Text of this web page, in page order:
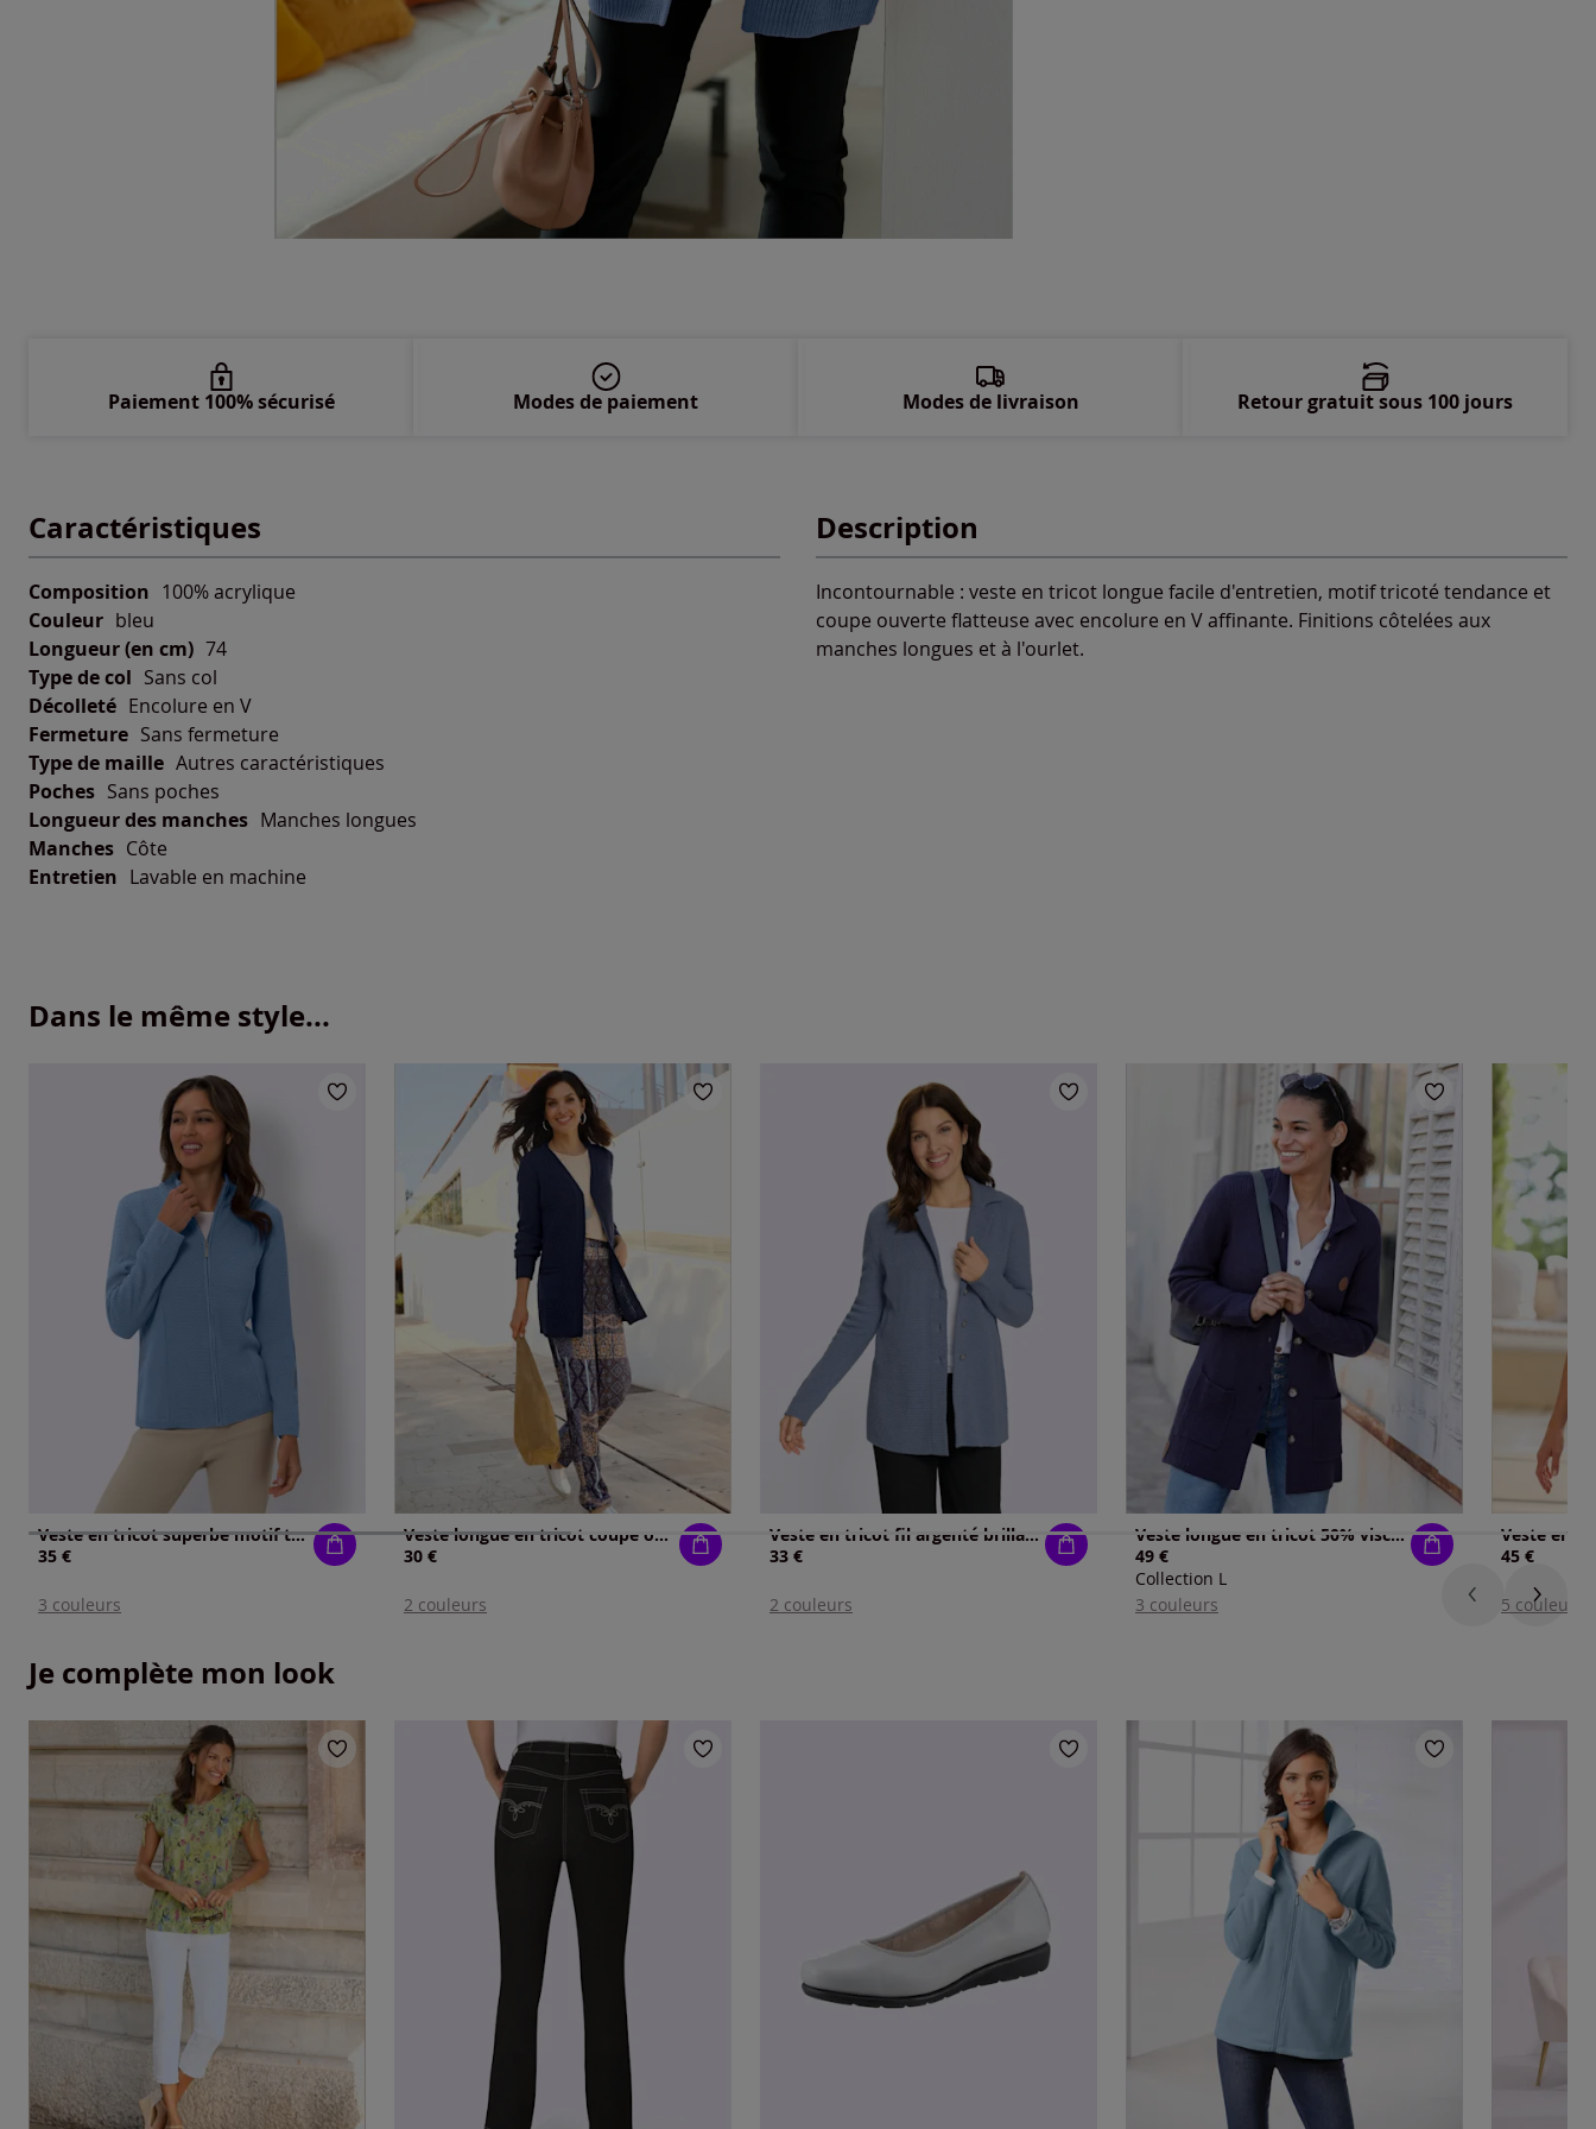
Caractéristiques
Composition 100% acrylique
Couleur bleu
Longueur (en cm) 74
Type de col Sans col
Décolleté Encolure en V
Fermeture Sans fermeture
Type de maille Autres caractéristiques
Poches Sans poches
Longueur des manches Manches longues
Manches Côte
Entretien Lavable en machine
Description
Incontournable : veste en tricot longue facile d'entretien, motif tricoté tendance et
coupe ouverte flatteuse avec encolure en V affinante. Finitions côtelées aux
manches longues et à l'ourlet.
Paiement 100% sécurisé Modes de paiement Modes de livraison Retour gratuit sous 100 jours
Dans le même style...
Veste en tricot superbe motif tricoté
35 €
3 couleurs
Veste longue en tricot coupe ouverte affinante
30 €
2 couleurs
Veste en tricot fil argenté brillant couleur argenté
33 €
2 couleurs
Veste longue en tricot 50% viscose
49 €
Collection L
3 couleurs
Veste en
45 €
5 couleurs
Je complète mon look